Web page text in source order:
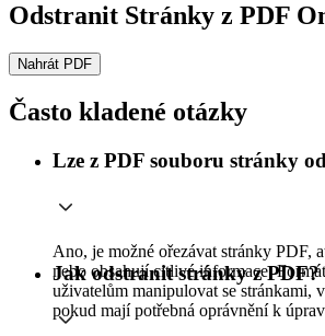
Odstranit Stránky z PDF
Nahrát PDF
Často kladené otázky
Lze z PDF souboru stránky
Ano, je možné ořezávat stránky PDF,
nebo obsahují citlivé informace.
uživatelům manipulovat se stránkami,
pokud mají potřebná oprávnění k
Jak odstranit stránky z PDF?